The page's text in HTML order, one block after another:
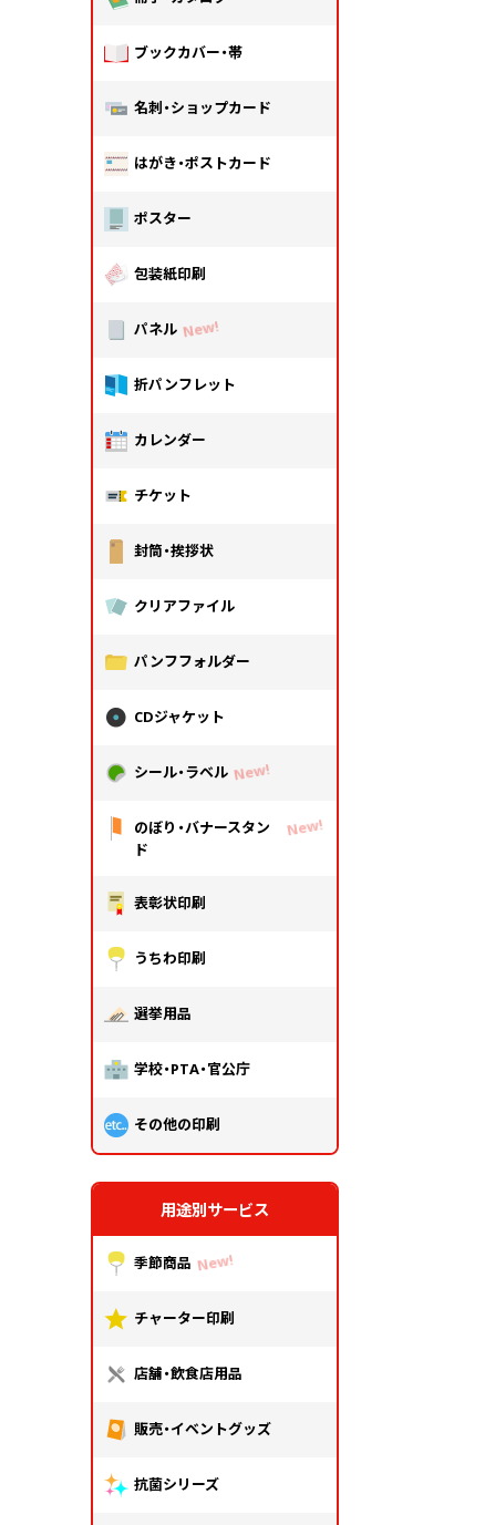
ブックカバー・帯
名刺・ショップカード
はがき・ポストカード
ポスター
包装紙印刷
パネル
折パンフレット
カレンダー
チケット
封筒・挨拶状
クリアファイル
パンフフォルダー
CDジャケット
シール・ラベル
のぼり・バナースタン
ド
表彰状印刷
うちわ印刷
選挙用品
学校・PTA・官公庁
その他の印刷
用途別サービス
季節商品
チャーター印刷
店舗・飲食店用品
販売・イベントグッズ
抗菌シリーズ